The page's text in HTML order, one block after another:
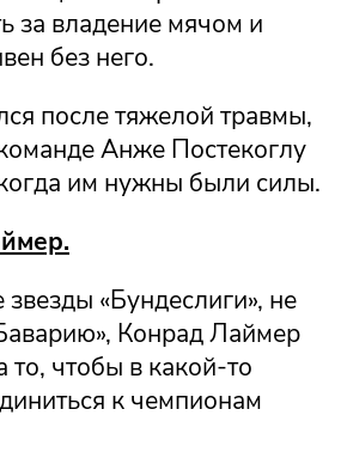
за владение мячом и
без него.
после тяжелой травмы,
Анже Постекоглу
им нужны были силы.
звезды «Бундеслиги», не
Конрад Лаймер
то, чтобы в какой-то
к чемпионам